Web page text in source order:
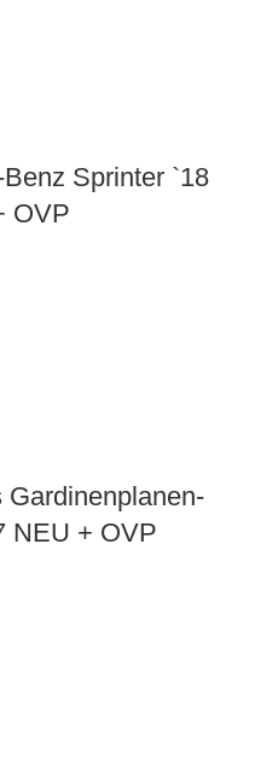
Sprinter `18
OVP
Gardinenplanen-
NEU + OVP